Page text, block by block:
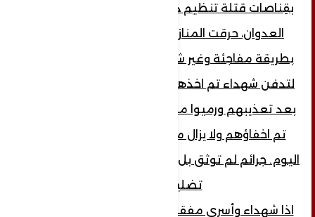
بقِناصات قتلة تنظيم داعش الارهابي وتحالف
العدوان، حرقت المنازل وسرقت واستبيحت
بطريقة مفاجئة وغير شرعية.. اجتمعت النساء
لتدفن شهداء تم اخذهم من منازلهم وقتلهم
بعد تعذيبهم ورميوا من على الأسطح، شهداء
تم اخفاؤهم ولا يزال مصيرهم مجهولا حتى
اليوم. جرائم لم توثق بل تم التعتيم عليها وحتى
تضليلها.
اذا شهداء وأسرى مفقودون إلى حد الآن! على